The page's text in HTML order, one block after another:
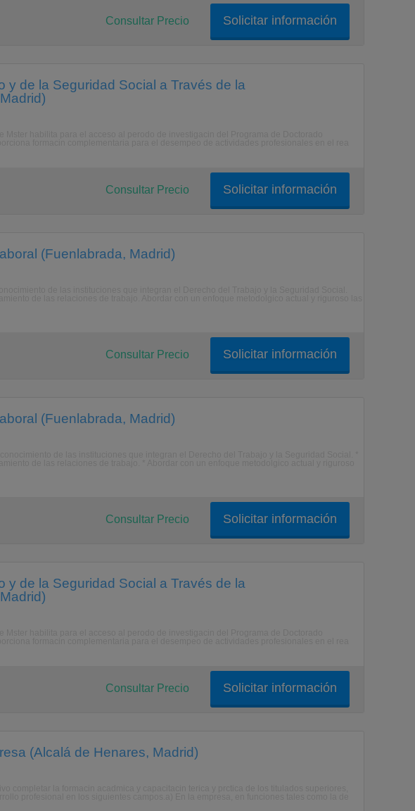
Solicitar información
Consultar Precio
y de la Seguridad Social a Través de la
Solicitar información
Consultar Precio
(Fuenlabrada, Madrid)
Solicitar información
Consultar Precio
(Fuenlabrada, Madrid)
Solicitar información
Consultar Precio
y de la Seguridad Social a Través de la
Solicitar información
Consultar Precio
(Alcalá de Henares, Madrid)